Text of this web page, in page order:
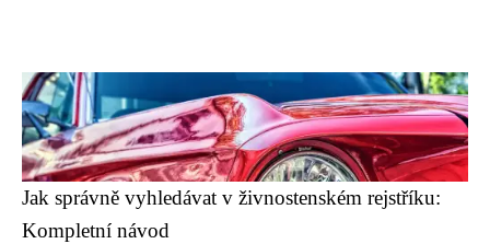
Jak správně vyhledávat v živnostenském rejstříku:
Kompletní návod